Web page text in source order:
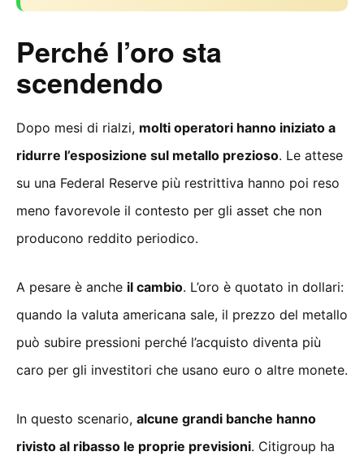
Perché l’oro sta
scendendo
Dopo mesi di rialzi, molti operatori hanno iniziato a
ridurre l’esposizione sul metallo prezioso. Le attese
su una Federal Reserve più restrittiva hanno poi reso
meno favorevole il contesto per gli asset che non
producono reddito periodico.
A pesare è anche il cambio. L’oro è quotato in dollari:
quando la valuta americana sale, il prezzo del metallo
può subire pressioni perché l’acquisto diventa più
caro per gli investitori che usano euro o altre monete.
In questo scenario, alcune grandi banche hanno
rivisto al ribasso le proprie previsioni. Citigroup ha